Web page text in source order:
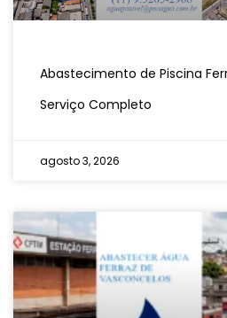
Abastecimento de Piscina
Serviço Completo
agosto 3, 2026